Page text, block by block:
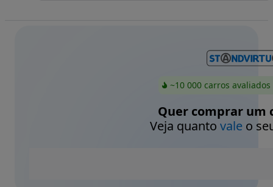
~10 000 carros
Quer comprar um
Veja quanto valeo